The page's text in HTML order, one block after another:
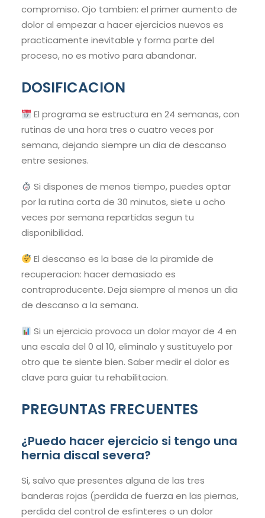
compromiso. Ojo tambien: el primer aumento de
dolor al empezar a hacer ejercicios nuevos es
practicamente inevitable y forma parte del
proceso, no es motivo para abandonar.
DOSIFICACION
El programa se estructura en 24 semanas, con
rutinas de una hora tres o cuatro veces por
semana, dejando siempre un dia de descanso
entre sesiones.
Si dispones de menos tiempo, puedes optar
por la rutina corta de 30 minutos, siete u ocho
veces por semana repartidas segun tu
disponibilidad.
El descanso es la base de la piramide de
recuperacion: hacer demasiado es
contraproducente. Deja siempre al menos un dia
de descanso a la semana.
Si un ejercicio provoca un dolor mayor de 4 en
una escala del 0 al 10, eliminalo y sustituyelo por
otro que te siente bien. Saber medir el dolor es
clave para guiar tu rehabilitacion.
PREGUNTAS FRECUENTES
¿Puedo hacer ejercicio si tengo una
hernia discal severa?
Si, salvo que presentes alguna de las tres
banderas rojas (perdida de fuerza en las piernas,
perdida del control de esfinteres o un dolor